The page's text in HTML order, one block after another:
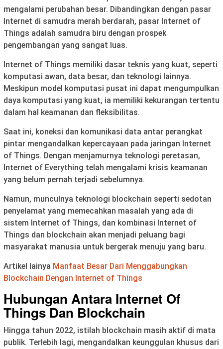
mengalami perubahan besar. Dibandingkan dengan pasar
Internet di samudra merah berdarah, pasar Internet of
Things adalah samudra biru dengan prospek
pengembangan yang sangat luas.
Internet of Things memiliki dasar teknis yang kuat, seperti
komputasi awan, data besar, dan teknologi lainnya.
Meskipun model komputasi pusat ini dapat mengumpulkan
daya komputasi yang kuat, ia memiliki kekurangan tertentu
dalam hal keamanan dan fleksibilitas.
Saat ini, koneksi dan komunikasi data antar perangkat
pintar mengandalkan kepercayaan pada jaringan Internet
of Things. Dengan menjamurnya teknologi peretasan,
Internet of Everything telah mengalami krisis keamanan
yang belum pernah terjadi sebelumnya.
Namun, munculnya teknologi blockchain seperti sedotan
penyelamat yang memecahkan masalah yang ada di
sistem Internet of Things, dan kombinasi Internet of
Things dan blockchain akan menjadi peluang bagi
masyarakat manusia untuk bergerak menuju yang baru.
Artikel lainya Manfaat Besar Dari Menggabungkan
Blockchain Dengan Internet of Things
Hubungan Antara Internet Of
Things Dan Blockchain
Hingga tahun 2022, istilah blockchain masih aktif di mata
publik. Terlebih lagi, mengandalkan keunggulan khusus dari